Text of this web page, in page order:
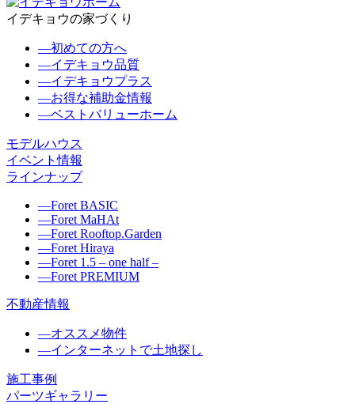
イデキョウの家づくり
―初めての方へ
―イデキョウ品質
―イデキョウプラス
―お得な補助金情報
―ベストバリューホーム
モデルハウス
イベント情報
ラインナップ
―Foret BASIC
―Foret MaHAt
―Foret Rooftop.Garden
―Foret Hiraya
―Foret 1.5 – one half –
―Foret PREMIUM
不動産情報
―オススメ物件
―インターネットで土地探し
施工事例
パーツギャラリー